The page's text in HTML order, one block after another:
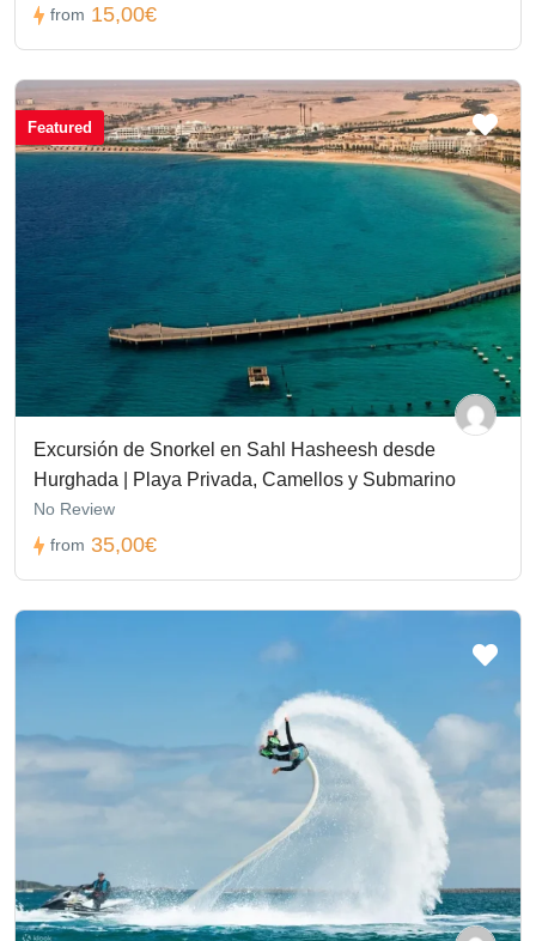
from 15,00€
Featured
Excursión de Snorkel en Sahl Hasheesh desde
Hurghada | Playa Privada, Camellos y Submarino
No Review
from 35,00€